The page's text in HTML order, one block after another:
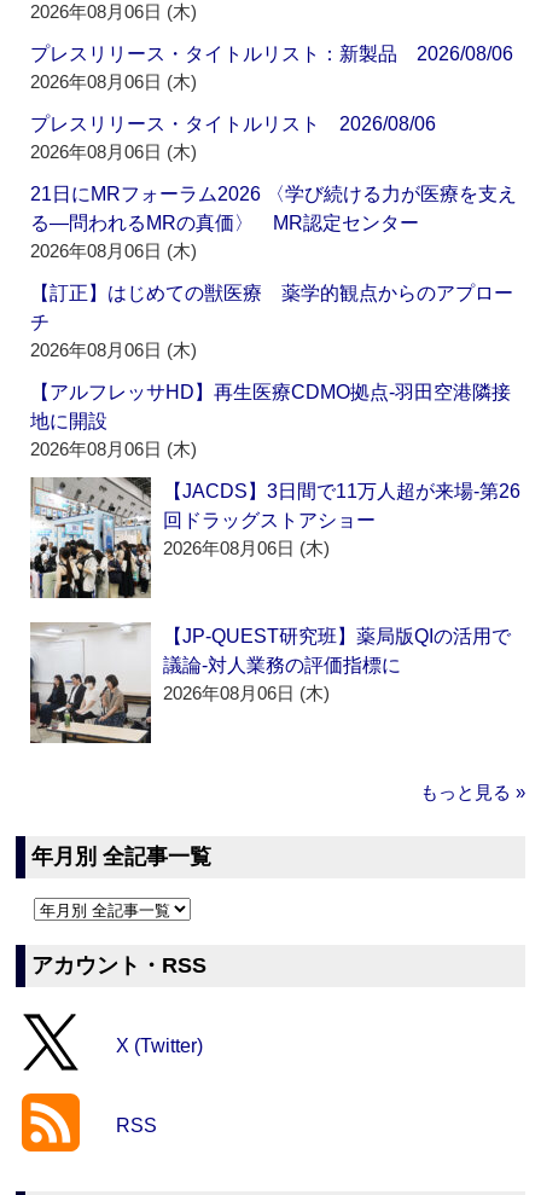
2026年08月06日 (木)
プレスリリース・タイトルリスト：新製品 2026/08/06
2026年08月06日 (木)
プレスリリース・タイトルリスト 2026/08/06
2026年08月06日 (木)
21日にMRフォーラム2026 〈学び続ける力が医療を支え
る―問われるMRの真価〉 MR認定センター
2026年08月06日 (木)
【訂正】はじめての獣医療 薬学的観点からのアプロー
チ
2026年08月06日 (木)
【アルフレッサHD】再生医療CDMO拠点‐羽田空港隣接
地に開設
2026年08月06日 (木)
【JACDS】3日間で11万人超が来場‐第26
回ドラッグストアショー
2026年08月06日 (木)
【JP-QUEST研究班】薬局版QIの活用で
議論‐対人業務の評価指標に
2026年08月06日 (木)
もっと見る »
年月別 全記事一覧
アカウント・RSS
X (Twitter)
RSS